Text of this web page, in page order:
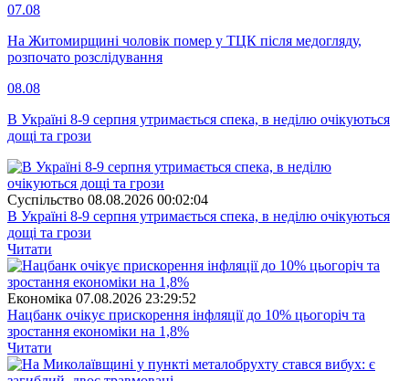
07.08
На Житомирщині чоловік помер у ТЦК після медогляду,
розпочато розслідування
08.08
В Україні 8-9 серпня утримається спека, в неділю очікуються
дощі та грози
Суспiльство 08.08.2026 00:02:04
В Україні 8-9 серпня утримається спека, в неділю очікуються
дощі та грози
Читати
Економіка 07.08.2026 23:29:52
Нацбанк очікує прискорення інфляції до 10% цьогоріч та
зростання економіки на 1,8%
Читати